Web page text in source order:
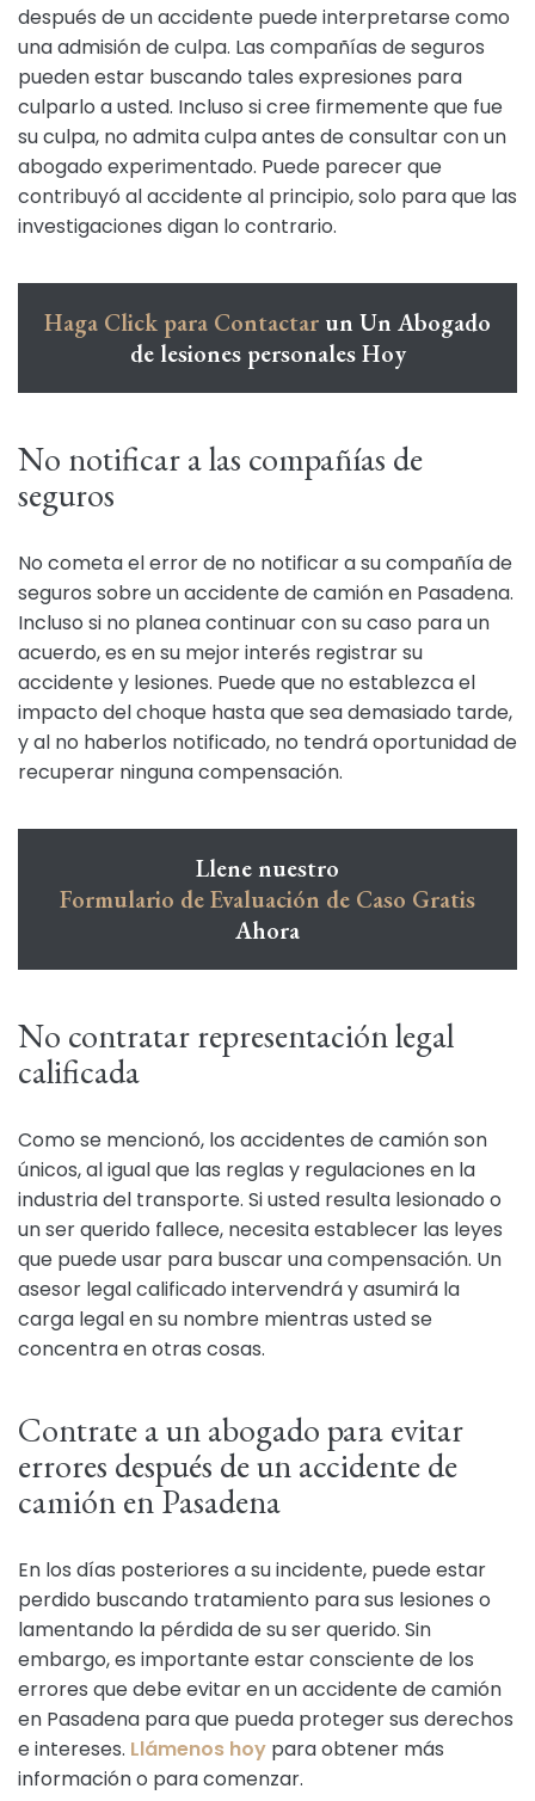
después de un accidente puede interpretarse como
una admisión de culpa. Las compañías de seguros
pueden estar buscando tales expresiones para
culparlo a usted. Incluso si cree firmemente que fue
su culpa, no admita culpa antes de consultar con un
abogado experimentado. Puede parecer que
contribuyó al accidente al principio, solo para que las
investigaciones digan lo contrario.
Haga Click para Contactar un Un Abogado
de lesiones personales Hoy
No notificar a las compañías de
seguros
No cometa el error de no notificar a su compañía de
seguros sobre un accidente de camión en Pasadena.
Incluso si no planea continuar con su caso para un
acuerdo, es en su mejor interés registrar su
accidente y lesiones. Puede que no establezca el
impacto del choque hasta que sea demasiado tarde,
y al no haberlos notificado, no tendrá oportunidad de
recuperar ninguna compensación.
Llene nuestro
Formulario de Evaluación de Caso Gratis
Ahora
No contratar representación legal
calificada
Como se mencionó, los accidentes de camión son
únicos, al igual que las reglas y regulaciones en la
industria del transporte. Si usted resulta lesionado o
un ser querido fallece, necesita establecer las leyes
que puede usar para buscar una compensación. Un
asesor legal calificado intervendrá y asumirá la
carga legal en su nombre mientras usted se
concentra en otras cosas.
Contrate a un abogado para evitar
errores después de un accidente de
camión en Pasadena
En los días posteriores a su incidente, puede estar
perdido buscando tratamiento para sus lesiones o
lamentando la pérdida de su ser querido. Sin
embargo, es importante estar consciente de los
errores que debe evitar en un accidente de camión
en Pasadena para que pueda proteger sus derechos
e intereses. Llámenos hoy para obtener más
información o para comenzar.